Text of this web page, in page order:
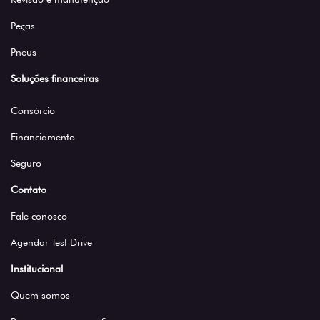
Peças
Pneus
Soluções financeiras
Consórcio
Financiamento
Seguro
Contato
Fale conosco
Agendar Test Drive
Institucional
Quem somos